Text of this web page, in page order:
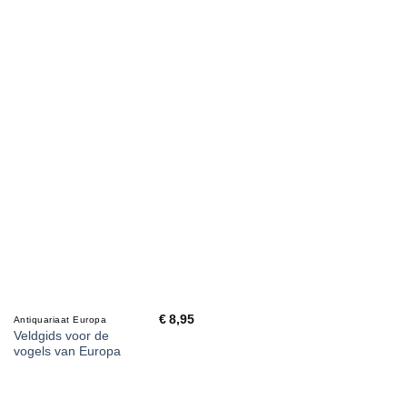
Antiquariaat Europa
Veldgids voor de
vogels van Europa
€ 8,95